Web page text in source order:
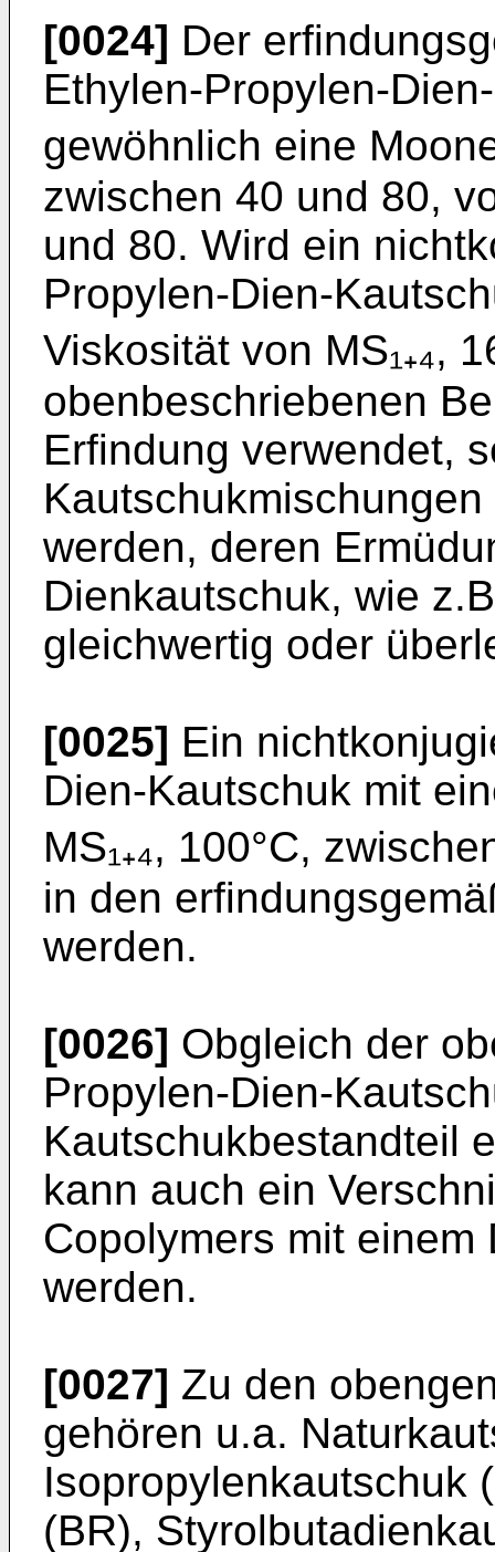
[0024] Der
Ethylen-Propylen-
gewöhnlich eine
zwischen 40 und 80,
und 80. Wird ein
Propylen-Dien-
Viskosität von MS₁₊₄,
obenbeschriebenen
Erfindung verwendet,
werden, deren
Dienkautschuk, wie
gleichwertig oder
[0025] Ein
Dien-Kautschuk mit
MS₁₊₄, 100°C,
in den
werden.
[0026] Obgleich der
Propylen-Dien-
Kautschukbestandteil
kann auch ein
Copolymers mit
werden.
[0027] Zu den
gehören u.a.
Isopropylenkautschuk
(BR),